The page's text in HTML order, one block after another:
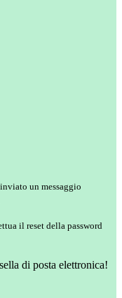
un messaggio
il reset della password
di posta elettronica!